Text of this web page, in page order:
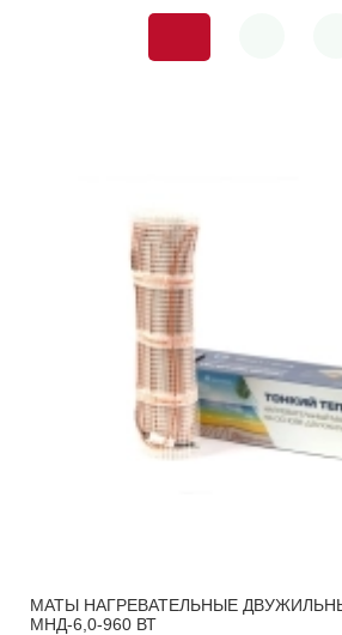
МАТЫ НАГРЕВАТЕЛЬНЫЕ
МНД-6,0-960 ВТ